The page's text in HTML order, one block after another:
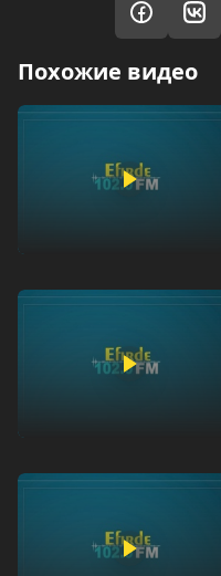
Похожие видео